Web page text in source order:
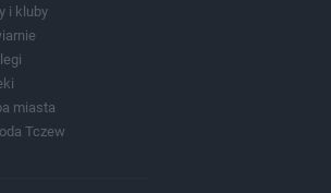
i kluby
miasta
Tczew